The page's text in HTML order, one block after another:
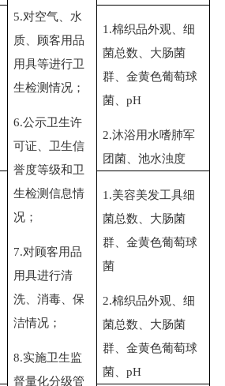
5.对空气、水
质、顾客用品
用具等进行卫
生检测情况；
6.公示卫生许
可证、卫生信
誉度等级和卫
生检测信息情
况；
7.对顾客用品
用具进行清
洗、消毒、保
洁情况；
8.实施卫生监
督量化分级管
1.棉织品外观、细
菌总数、大肠菌
群、金黄色葡萄球
菌、pH
2.沐浴用水嗜肺军
团菌、池水浊度
1.美容美发工具细
菌总数、大肠菌
群、金黄色葡萄球
菌
2.棉织品外观、细
菌总数、大肠菌
群、金黄色葡萄球
菌、pH